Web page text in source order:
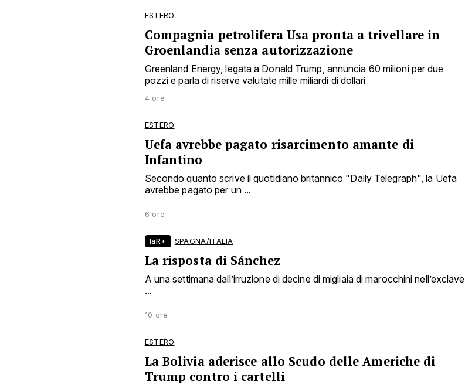
ESTERO
Compagnia petrolifera Usa pronta a trivellare in
Groenlandia senza autorizzazione
Greenland Energy, legata a Donald Trump, annuncia 60 milioni per due
pozzi e parla di riserve valutate mille miliardi di dollari
4 ore
ESTERO
Uefa avrebbe pagato risarcimento amante di
Infantino
Secondo quanto scrive il quotidiano britannico "Daily Telegraph", la Uefa
avrebbe pagato per un ...
6 ore
laR+ SPAGNA/ITALIA
La risposta di Sánchez
A una settimana dall’irruzione di decine di migliaia di marocchini nell’exclave
...
10 ore
ESTERO
La Bolivia aderisce allo Scudo delle Americhe di
Trump contro i cartelli